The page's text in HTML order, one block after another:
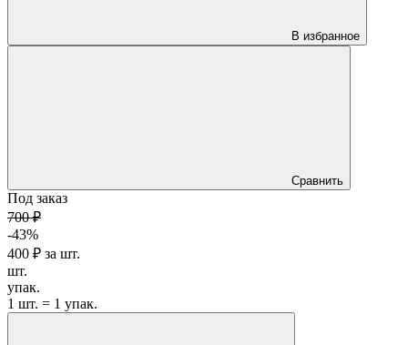
В избранное
Сравнить
Под заказ
700 ₽
-43%
400 ₽ за шт.
шт.
упак.
1 шт. = 1 упак.